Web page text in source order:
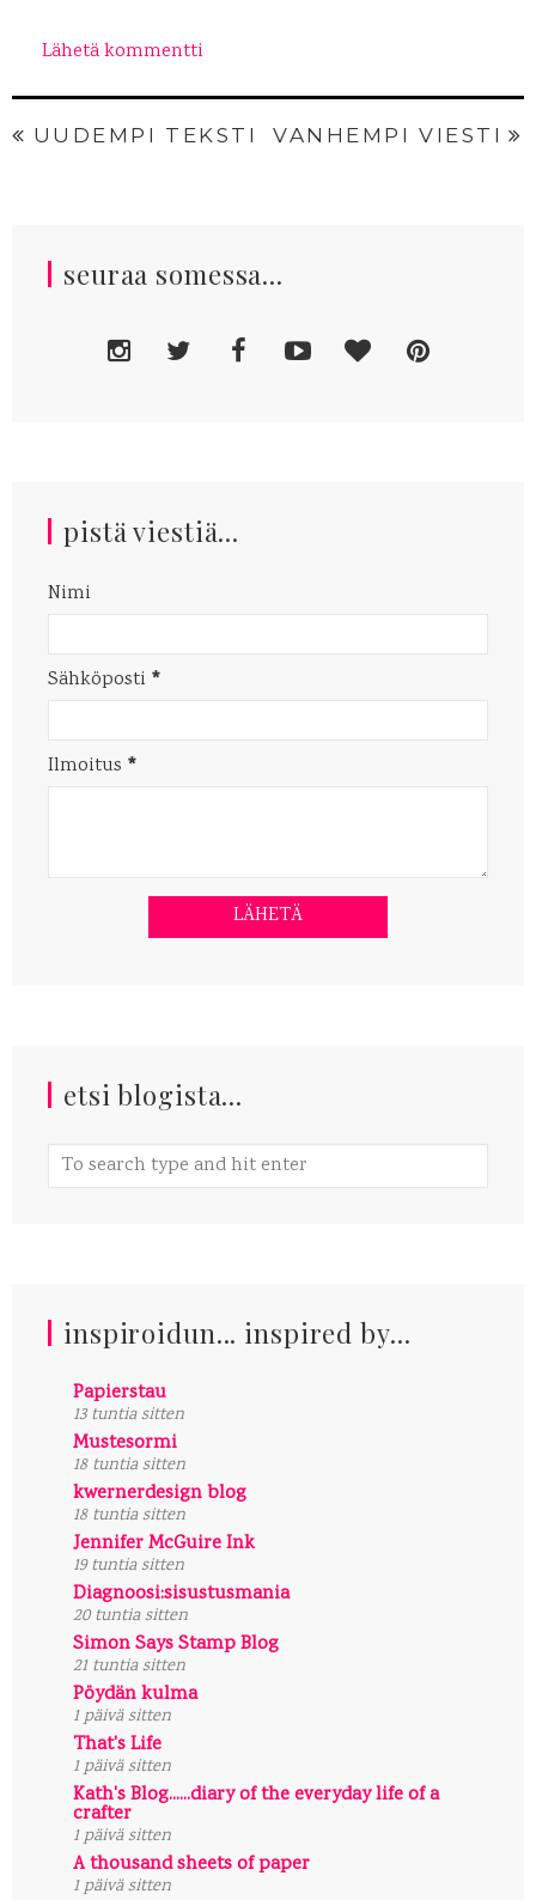
Lähetä kommentti
UUDEMPI TEKSTI VANHEMPI VIESTI
seuraa somessa...
pistä viestiä...
Nimi
Sähköposti *
Ilmoitus *
etsi blogista...
inspiroidun... inspired by...
Papierstau
13 tuntia sitten
Mustesormi
18 tuntia sitten
kwernerdesign blog
18 tuntia sitten
Jennifer McGuire Ink
19 tuntia sitten
Diagnoosi:sisustusmania
20 tuntia sitten
Simon Says Stamp Blog
21 tuntia sitten
Pöydän kulma
1 päivä sitten
That's Life
1 päivä sitten
Kath's Blog......diary of the everyday life of a
crafter
1 päivä sitten
A thousand sheets of paper
1 päivä sitten